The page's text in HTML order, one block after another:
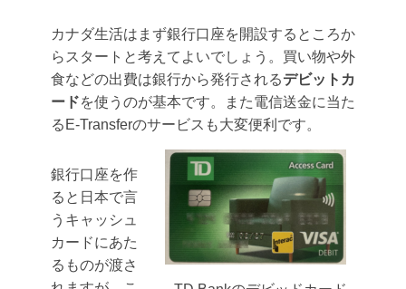
カナダ生活はまず銀行口座を開設するところか
らスタートと考えてよいでしょう。買い物や外
食などの出費は銀行から発行されるデビットカ
ードを使うのが基本です。また電信送金に当た
るE-Transferのサービスも大変便利です。
銀行口座を作
ると日本で言
うキャッシュ
カードにあた
るものが渡さ